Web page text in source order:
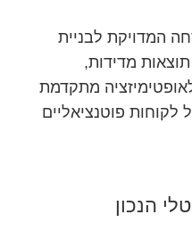
המדויקת לבניית
מדידות,
מתקדמת
פוטנציאליים
הנכון